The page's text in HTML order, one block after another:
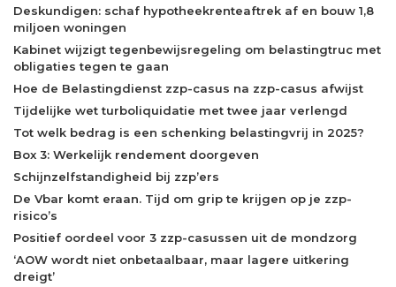
Deskundigen: schaf hypotheekrenteaftrek af en bouw 1,8
miljoen woningen
Kabinet wijzigt tegenbewijsregeling om belastingtruc met
obligaties tegen te gaan
Hoe de Belastingdienst zzp-casus na zzp-casus afwijst
Tijdelijke wet turboliquidatie met twee jaar verlengd
Tot welk bedrag is een schenking belastingvrij in 2025?
Box 3: Werkelijk rendement doorgeven
Schijnzelfstandigheid bij zzp’ers
De Vbar komt eraan. Tijd om grip te krijgen op je zzp-
risico’s
Positief oordeel voor 3 zzp-casussen uit de mondzorg
‘AOW wordt niet onbetaalbaar, maar lagere uitkering
dreigt’